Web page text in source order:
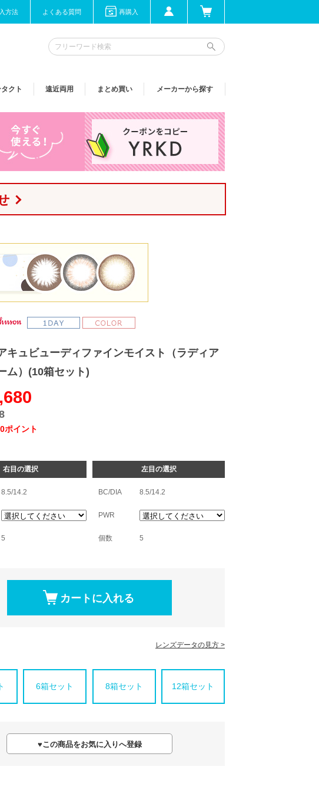
方法 よくある質問 再購入
クト 遠近両用 まとめ買い メーカーから探す
キュビューディファインモイスト（ラディア
ム）(10箱セット)
ポイント
右目の選択
8.5/14.2
5
左目の選択
BC/DIA 8.5/14.2
PWR
個数 5
レンズデータの見方 >
6箱セット 8箱セット 12箱セット
♥この商品をお気に入りへ登録